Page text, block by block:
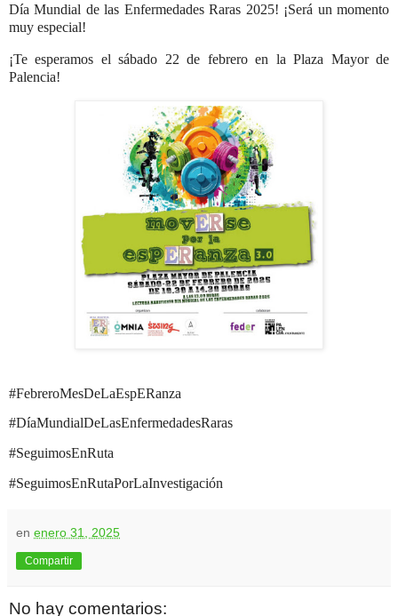
Día Mundial de las Enfermedades Raras 2025! ¡Será un momento
muy especial!
¡Te esperamos el sábado 22 de febrero en la Plaza Mayor de
Palencia!
#FebreroMesDeLaEspERanza
#DíaMundialDeLasEnfermedadesRaras
#SeguimosEnRuta
#SeguimosEnRutaPorLaInvestigación
en enero 31, 2025
Compartir
No hay comentarios: